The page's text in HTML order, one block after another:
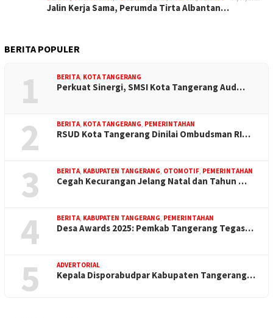
Jalin Kerja Sama, Perumda Tirta Albantan…
BERITA POPULER
1 BERITA, KOTA TANGERANG
Perkuat Sinergi, SMSI Kota Tangerang Aud…
2 BERITA, KOTA TANGERANG, PEMERINTAHAN
RSUD Kota Tangerang Dinilai Ombudsman RI…
3 BERITA, KABUPATEN TANGERANG, OTOMOTIF, PEMERINTAHAN
Cegah Kecurangan Jelang Natal dan Tahun …
4 BERITA, KABUPATEN TANGERANG, PEMERINTAHAN
Desa Awards 2025: Pemkab Tangerang Tegas…
5 ADVERTORIAL
Kepala Disporabudpar Kabupaten Tangerang…